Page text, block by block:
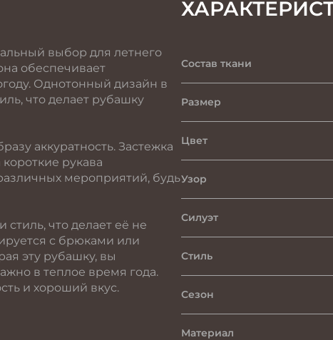
выбор для летнего
обеспечивает
Однотонный дизайн в
что делает рубашку
аккуратность. Застежка
рукава
мероприятий, будь
что делает её не
с брюками или
эту рубашку, вы
в теплое время года.
и хороший вкус.
Состав ткани
Размер
Цвет
Узор
Силуэт
Стиль
Сезон
Материал